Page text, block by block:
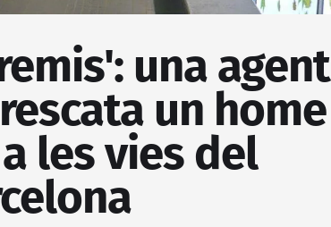
una agent
un home
les vies del